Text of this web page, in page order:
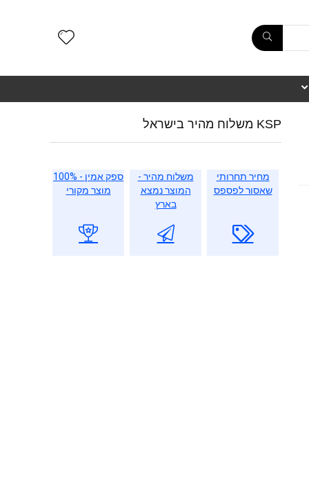
KSP משלוח מהיר בישראל
מחיר תחרותי
שאסור לפספס
משלוח מהיר -
המוצר נמצא
בארץ
ספק אמין - 100%
מוצר מקורי